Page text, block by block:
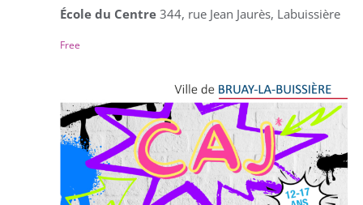
École du Centre 344, rue Jean Jaurès, Labuissière
Free